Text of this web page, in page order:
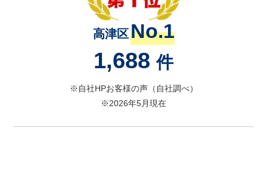
高津区No.1
1,688 件
※自社HPお客様の声（自社調べ）
※2026年5月現在